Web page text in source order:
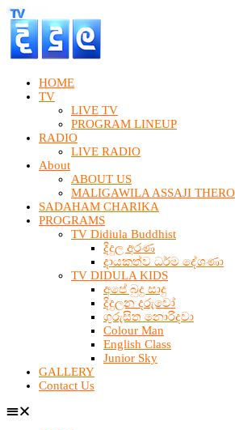
HOME
TV
LIVE TV
PROGRAM LINEUP
RADIO
LIVE RADIO
About
ABOUT US
MALIGAWILA ASSAJI THERO
SADAHAM CHARIKA
PROGRAMS
TV Didiula Buddhist
දිදුල අරණ
දායකත්ව ධර්ම දේශණා
TV DIDULA KIDS
අපේ බුදු සාදු
දිදුලන දරුවෝ
ගුරුසිත නොරිදවා
Colour Man
English Class
Junior Sky
GALLERY
Contact Us